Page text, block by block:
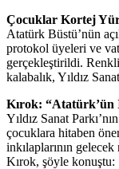
Çocuklar Kortej
Atatürk Büstü’nün
protokol üyeleri ve
gerçekleştirildi.
kalabalık, Yıldız
Kırok: “Atatürk’ün
Yıldız Sanat
çocuklara hitaben
inkılaplarının
Kırok, şöyle konuştu: